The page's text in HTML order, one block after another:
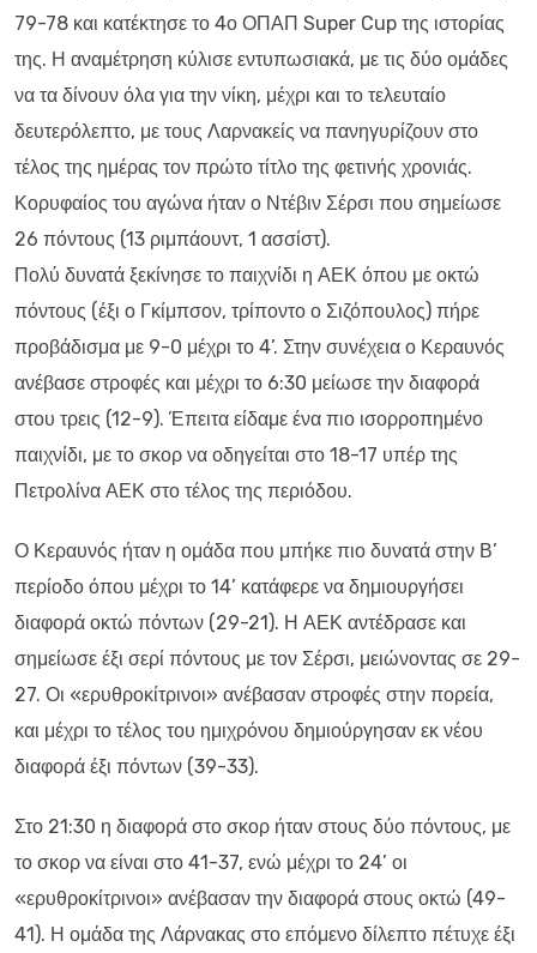
79-78 και κατέκτησε το 4ο ΟΠΑΠ Super Cup της ιστορίας
της. Η αναμέτρηση κύλισε εντυπωσιακά, με τις δύο ομάδες
να τα δίνουν όλα για την νίκη, μέχρι και το τελευταίο
δευτερόλεπτο, με τους Λαρνακείς να πανηγυρίζουν στο
τέλος της ημέρας τον πρώτο τίτλο της φετινής χρονιάς.
Κορυφαίος του αγώνα ήταν ο Ντέβιν Σέρσι που σημείωσε
26 πόντους (13 ριμπάουντ, 1 ασσίστ).
Πολύ δυνατά ξεκίνησε το παιχνίδι η ΑΕΚ όπου με οκτώ
πόντους (έξι ο Γκίμπσον, τρίποντο ο Σιζόπουλος) πήρε
προβάδισμα με 9-0 μέχρι το 4’. Στην συνέχεια ο Κεραυνός
ανέβασε στροφές και μέχρι το 6:30 μείωσε την διαφορά
στου τρεις (12-9). Έπειτα είδαμε ένα πιο ισορροπημένο
παιχνίδι, με το σκορ να οδηγείται στο 18-17 υπέρ της
Πετρολίνα ΑΕΚ στο τέλος της περιόδου.
Ο Κεραυνός ήταν η ομάδα που μπήκε πιο δυνατά στην Β’
περίοδο όπου μέχρι το 14’ κατάφερε να δημιουργήσει
διαφορά οκτώ πόντων (29-21). Η ΑΕΚ αντέδρασε και
σημείωσε έξι σερί πόντους με τον Σέρσι, μειώνοντας σε 29-
27. Οι «ερυθροκίτρινοι» ανέβασαν στροφές στην πορεία,
και μέχρι το τέλος του ημιχρόνου δημιούργησαν εκ νέου
διαφορά έξι πόντων (39-33).
Στο 21:30 η διαφορά στο σκορ ήταν στους δύο πόντους, με
το σκορ να είναι στο 41-37, ενώ μέχρι το 24’ οι
«ερυθροκίτρινοι» ανέβασαν την διαφορά στους οκτώ (49-
41). Η ομάδα της Λάρνακας στο επόμενο δίλεπτο πέτυχε έξι